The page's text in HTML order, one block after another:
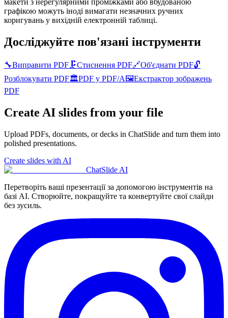
макети з нерегулярними проміжками або вбудованою
графікою можуть іноді вимагати незначних ручних
коригувань у вихідній електронній таблиці.
Досліджуйте пов'язані інструменти
🔧Виправити PDF🗜️Стиснення PDF🔗Об'єднати PDF🔓
Розблокувати PDF🏛️PDF у PDF/A🖼️Екстрактор зображень
PDF
Create AI slides from your file
Upload PDFs, documents, or decks in ChatSlide and turn them into
polished presentations.
Create slides with AI
ChatSlide AI
Перетворіть ваші презентації за допомогою інструментів на
базі AI. Створюйте, покращуйте та конвертуйте свої слайди
без зусиль.